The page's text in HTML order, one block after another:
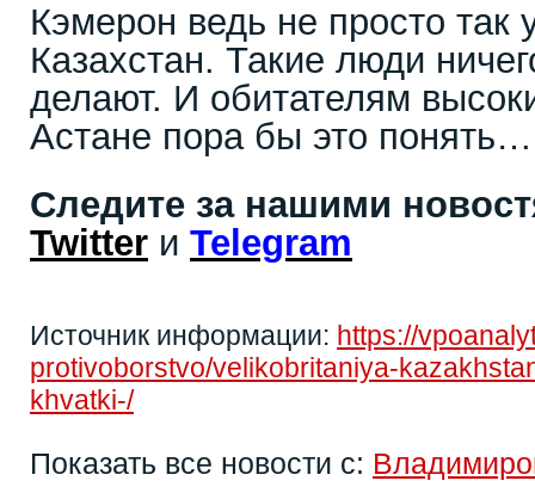
Кэмерон ведь не просто
Казахстан. Такие люди
делают. И обитателям
Астане пора бы это понять…
Следите за нашими
Twitter и Telegram
Источник информации: https://
protivoborstvo/velikobritaniya-
khvatki-/
Показать все новости с: